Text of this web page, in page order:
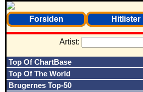
Forsiden Hitlister
Artist:
Top Of ChartBase
Top Of The World
Brugernes Top-50